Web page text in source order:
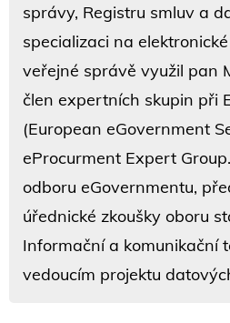
správy, Registru smluv a
specializaci na
veřejné správě využil pan
člen expertních skupin při
(European eGovernment
eProcurment Expert
odboru eGovernmentu,
úřednické zkoušky oboru
Informační a komunikační
vedoucím projektu